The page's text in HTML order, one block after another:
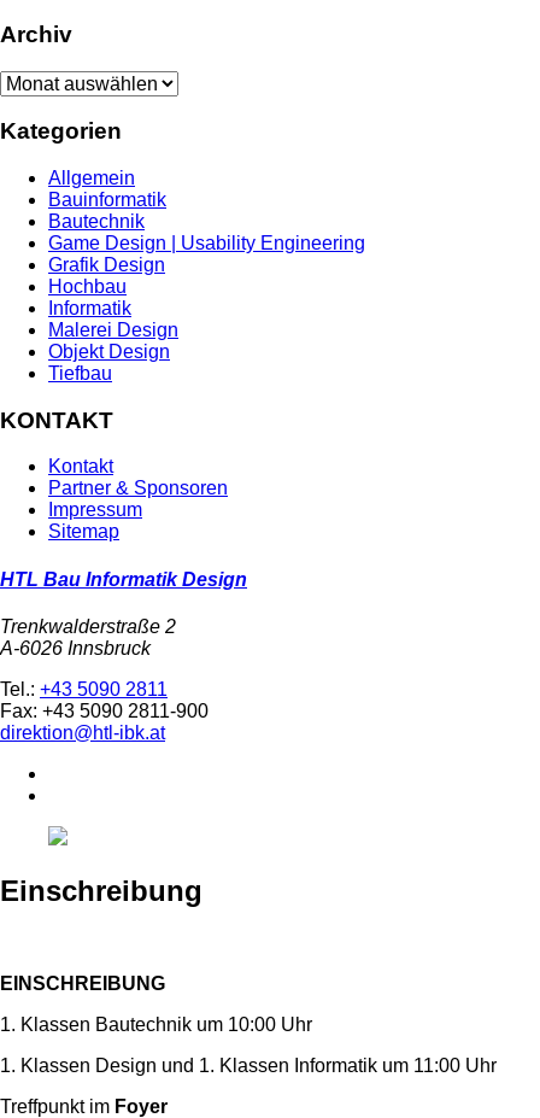
Archiv
Archiv
Kategorien
Allgemein
Bauinformatik
Bautechnik
Game Design | Usability Engineering
Grafik Design
Hochbau
Informatik
Malerei Design
Objekt Design
Tiefbau
KONTAKT
Kontakt
Partner & Sponsoren
Impressum
Sitemap
HTL Bau Informatik Design
Trenkwalderstraße 2
A-6026 Innsbruck
Tel.: +43 5090 2811
Fax: +43 5090 2811-900
direktion@htl-ibk.at
Einschreibung
EINSCHREIBUNG
1. Klassen Bautechnik um 10:00 Uhr
1. Klassen Design und 1. Klassen Informatik um 11:00 Uhr
Treffpunkt im Foyer